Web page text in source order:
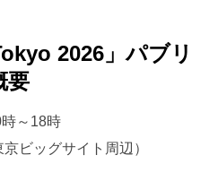
2026」パブリ
要
時～18時
ビッグサイト周辺）